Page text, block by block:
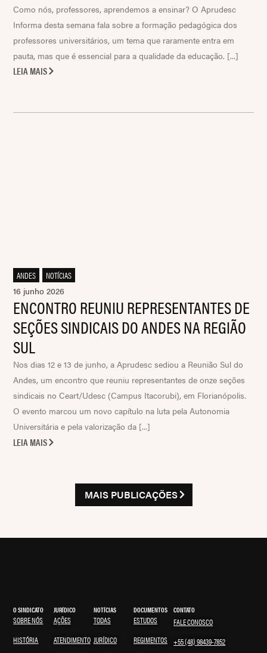
Como nós, professores, aprendemos a ensinar? O Aprudesc
Informa desta semana fala sobre a formação pedagógica dos
professores universitários, um tema que raramente entra em
pauta, mas que é essencial para a qualidade da educação. [...]
LEIA MAIS
ANDES
NOTÍCIAS
16 junho 2026
ENCONTRO REUNIU REPRESENTANTES DE
SEÇÕES SINDICAIS DO ANDES NA REGIÃO
SUL
Nos dias 12 e 13 de junho, a Aprudesc sediou a Reunião Sul do
Andes, um encontro que reuniu representantes de onze seções
sindicais no Ceart/Udesc (Campus Itacorubi), em Florianópolis.
O evento marcou um novo capítulo na luta pela Autonomia
Universitária e pela valorização da [...]
LEIA MAIS
MAIS PUBLICAÇÕES
O SINDICATO
SOBRE NÓS
HISTÓRIA
JURÍDICO
AÇÕES
ATENDIMENTO
NOTÍCIAS
TODAS
JURÍDICO
DOCUMENTOS
ESTUDOS
REGIMENTOS
CONTATO
FALE CONOSCO
+55 (48) 98439-7852